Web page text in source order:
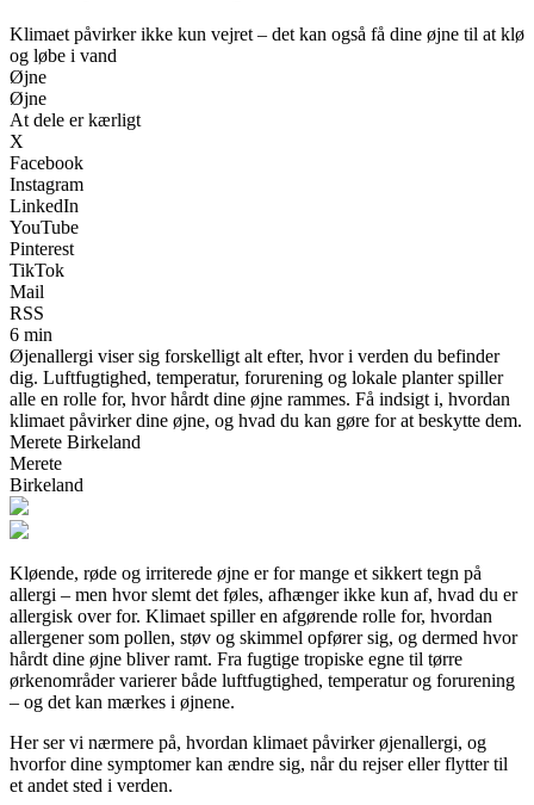
Klimaet påvirker ikke kun vejret – det kan også få dine øjne til at klø
og løbe i vand
Øjne
Øjne
At dele er kærligt
X
Facebook
Instagram
LinkedIn
YouTube
Pinterest
TikTok
Mail
RSS
6 min
Øjenallergi viser sig forskelligt alt efter, hvor i verden du befinder
dig. Luftfugtighed, temperatur, forurening og lokale planter spiller
alle en rolle for, hvor hårdt dine øjne rammes. Få indsigt i, hvordan
klimaet påvirker dine øjne, og hvad du kan gøre for at beskytte dem.
Merete Birkeland
Merete
Birkeland
Kløende, røde og irriterede øjne er for mange et sikkert tegn på
allergi – men hvor slemt det føles, afhænger ikke kun af, hvad du er
allergisk over for. Klimaet spiller en afgørende rolle for, hvordan
allergener som pollen, støv og skimmel opfører sig, og dermed hvor
hårdt dine øjne bliver ramt. Fra fugtige tropiske egne til tørre
ørkenområder varierer både luftfugtighed, temperatur og forurening
– og det kan mærkes i øjnene.
Her ser vi nærmere på, hvordan klimaet påvirker øjenallergi, og
hvorfor dine symptomer kan ændre sig, når du rejser eller flytter til
et andet sted i verden.